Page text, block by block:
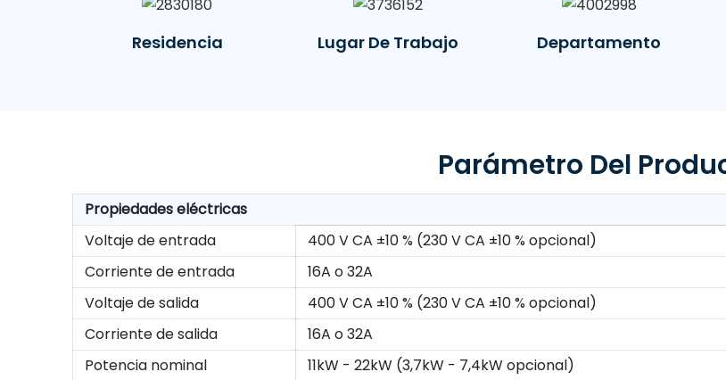
Residencia Lugar De Trabajo Departamento
Parámetro Del
Propiedades eléctricas
Voltaje de entrada
400 V CA ±10 % (230 V CA ±10 % opcional)
Corriente de entrada
16A o 32A
Voltaje de salida
400 V CA ±10 % (230 V CA ±10 % opcional)
Corriente de salida
16A o 32A
Potencia nominal
11kW - ​​22kW (3,7kW - 7,4kW opcional)